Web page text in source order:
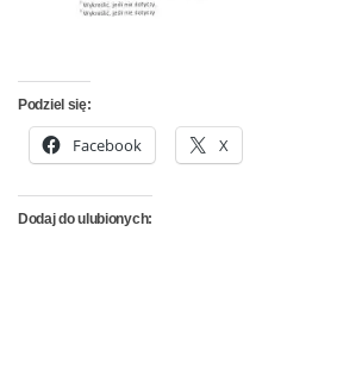
Podziel się:
Facebook X
Dodaj do ulubionych: